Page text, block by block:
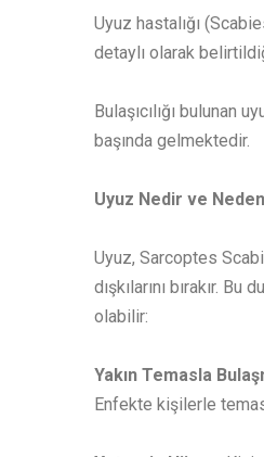
Uyuz hastalığı
detaylı olarak
Bulaşıcılığı
başında gelmektedir.
Uyuz Nedir ve
Uyuz, Sarcoptes
dışkılarını bırakır.
olabilir:
Yakın Temasla
Enfekte kişilerle